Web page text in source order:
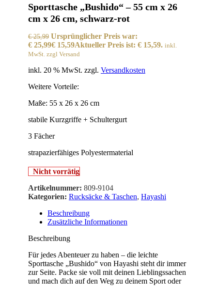
Sporttasche „Bushido“ – 55 cm x 26
cm x 26 cm, schwarz-rot
€25,99 Ursprünglicher Preis war:
€ 25,99€ 15,59Aktueller Preis ist: € 15,59. inkl.
MwSt. zzgl Versand
inkl. 20 % MwSt. zzgl. Versandkosten
Weitere Vorteile:
Maße: 55 x 26 x 26 cm
stabile Kurzgriffe + Schultergurt
3 Fächer
strapazierfähiges Polyestermaterial
Nicht vorrätig
Artikelnummer: 809-9104
Kategorien: Rucksäcke & Taschen, Hayashi
Beschreibung
Zusätzliche Informationen
Beschreibung
Für jedes Abenteuer zu haben – die leichte
Sporttasche „Bushido“ von Hayashi steht dir immer
zur Seite. Packe sie voll mit deinen Lieblingssachen
und mach dich auf den Weg zu deinem Sport oder